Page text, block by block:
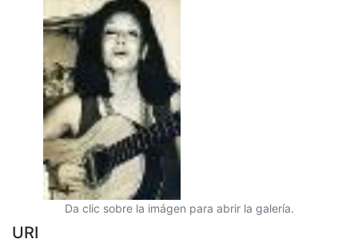
Da clic sobre la imágen para abrir la galería.
URI